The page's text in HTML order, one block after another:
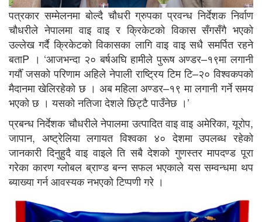
पत्रकार सम्मेलनमा बोल्दै चौधरी ग्रुपका प्रवन्ध निर्देशक निर्वाण
चौधरीले नेपालमा वाइ वाइ र क्रिकेटको विकास सँगसँगै भएको
उल्लेख गर्दै क्रिकेटको विकासका लागि वाइ वाइ सधै समर्पित रहने
बताP । ‘आजभन्दा २० बर्षअघि हामीले पुरूष अण्डर–१९मा लगानी
गर्यौँ जसको परिणाम अहिले नेपाली राष्ट्रिय टिम टि–२० विश्वकपको
मैदानमा खेलिरहेको छ । अब महिला अण्डर–१९ मा लगानी गर्ने समय
भएको छ । यसको नतिजा देशले छिट्टै पाउँनेछ ।’
प्रबन्ध निर्देशक चौधरीले नेपालमा उत्पादित वाइ वाइ अमेरिका, यूरोप,
जापान, अष्ट्रेलिया लगायत विश्वका ४० देशमा उपलब्ध रहेको
जानकारी दिनुहुदै वाइ वाइले ति सबै देशको गुणस्तर मापदण्ड पूरा
गरेका कारण ग्लोबल ब्राण्ड बन्न सफल भएकाले यस सम्वन्धमा थप
ब्याख्या गर्न आवस्यक नभएको टिप्पणी गरे ।